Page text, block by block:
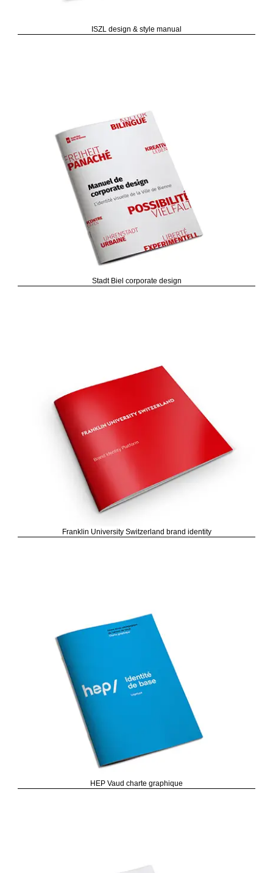
ISZL design & style manual
Stadt Biel corporate design
Franklin University Switzerland brand identity
HEP Vaud charte graphique